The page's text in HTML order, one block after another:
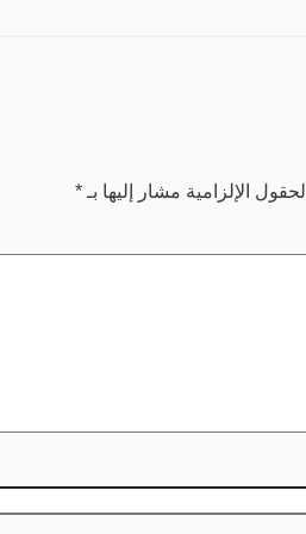
الحقول الإلزامية مشار إليها بـ *